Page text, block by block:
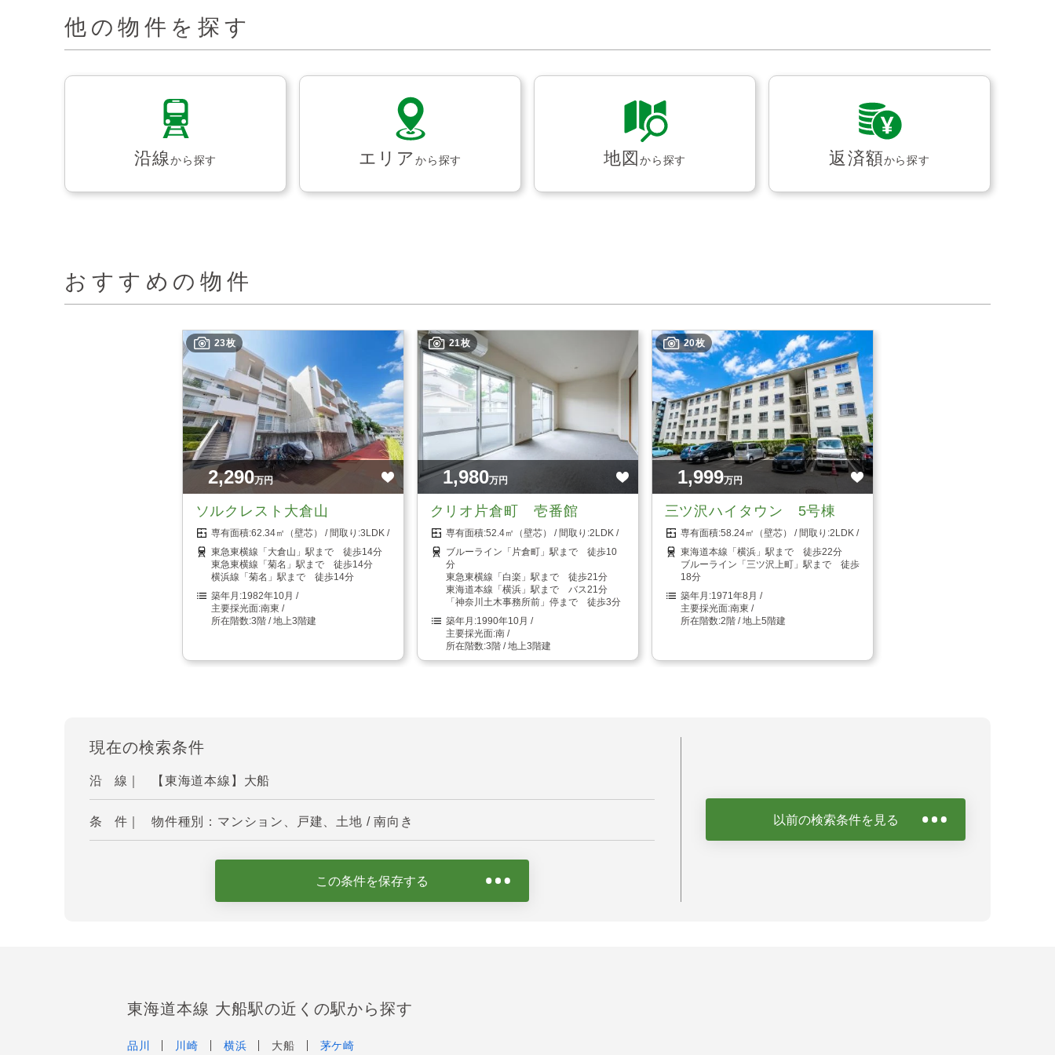
他の物件を探す
沿線から探す エリアから探す 地図から探す 返済額から探す
おすすめの物件
23枚
2,290万円
ソルクレスト大倉山
62.34㎡（壁芯）
3LDK
東急東横線「大倉山」駅まで 徒歩14分
東急東横線「菊名」駅まで 徒歩14分
横浜線「菊名」駅まで 徒歩14分
1982年10月
南東
3階 / 地上3階建
21枚
1,980万円
クリオ片倉町 壱番館
52.4㎡（壁芯）
2LDK
ブルーライン「片倉町」駅まで 徒歩10
分
東急東横線「白楽」駅まで 徒歩21分
東海道本線「横浜」駅まで バス21分
「神奈川土木事務所前」停まで 徒歩3分
1990年10月
南
3階 / 地上3階建
20枚
1,999万円
三ツ沢ハイタウン 5号棟
58.24㎡（壁芯）
2LDK
東海道本線「横浜」駅まで 徒歩22分
ブルーライン「三ツ沢上町」駅まで 徒歩
18分
1971年8月
南東
2階 / 地上5階建
現在の検索条件
沿 線｜ 【東海道本線】大船
条 件｜ 物件種別：マンション、戸建、土地 / 南向き
この条件を保存する
以前の検索条件を見る
東海道本線 大船駅の近くの駅から探す
品川 川崎 横浜 大船 茅ケ崎